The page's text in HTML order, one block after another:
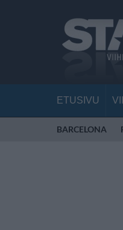
ETUSIVU
BARCELONA